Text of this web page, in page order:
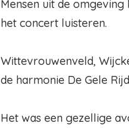
Mensen uit de
het concert luisteren.
Wittevrouwenveld,
de harmonie De Gele
Het was een gezellige